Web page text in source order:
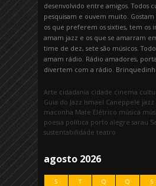
desenvolvido entre amigos. Todos
pesquisam e ouvem muito.
os que preferem os sixties, tem os
amam jazz e os que se amarram
time de dez, sete são músicos.
amam rádio. Rádio amadores,
divertem com a rádio.
Arte cidadania cidade cinema
Guia do Jazz Ismael Caneppele jazz
maconha Mate Elétrico música
poesia política porto alegre sarau
sustentabilidade teatro
agosto 2026
S T Q Q S